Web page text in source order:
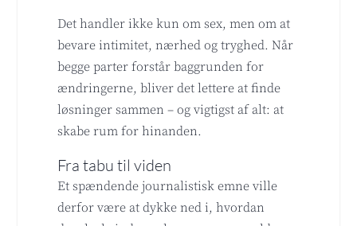
Det handler ikke kun om sex, men om at
bevare intimitet, nærhed og tryghed. Når
begge parter forstår baggrunden for
ændringerne, bliver det lettere at finde
løsninger sammen – og vigtigst af alt: at
skabe rum for hinanden.
Fra tabu til viden
Et spændende journalistisk emne ville
derfor være at dykke ned i, hvordan